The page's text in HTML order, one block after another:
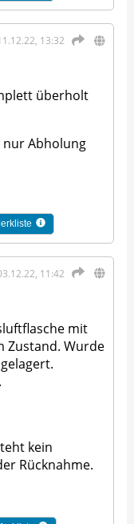
13:32
überholt
nur Abholung
11:42
mit
Zustand. Wurde
kein
Rücknahme.